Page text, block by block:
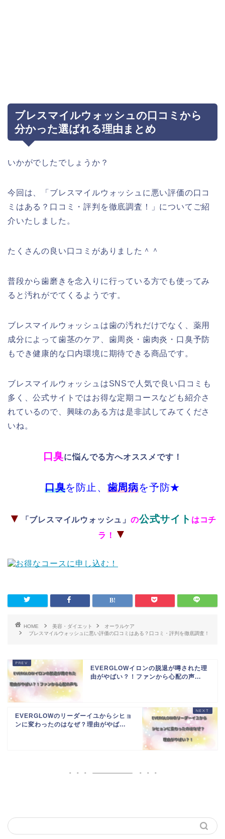
ブレスマイルウォッシュの口コミから
分かった選ばれる理由まとめ
いかがでしたでしょうか？
今回は、「ブレスマイルウォッシュに悪い評価の口コ
ミはある？口コミ・評判を徹底調査！」についてご紹
介いたしました。
たくさんの良い口コミがありました＾＾
普段から歯磨きを念入りに行っている方でも使ってみ
ると汚れがでてくるようです。
ブレスマイルウォッシュは歯の汚れだけでなく、薬用
成分によって歯茎のケア、歯周炎・歯肉炎・口臭予防
もでき健康的な口内環境に期待できる商品です。
ブレスマイルウォッシュはSNSで人気で良い口コミも
多く、公式サイトではお得な定期コースなども紹介さ
れているので、興味のある方は是非試してみてくださ
いね。
口臭に悩んでる方へオススメです！
口臭を防止、 歯周病を予防★
▼ 「ブレスマイルウォッシュ」 の公式サイト はコチ
ラ！
▼
HOME 美容・ダイエット
オーラルケア
ブレスマイルウォッシュに悪い評価の口コミはある？口コミ・評判を徹底調査！
EVERGLOWイロンの脱退が噂された理
由がやばい？！ファンから心配の声...
EVERGLOWのリーダーイユからシヒョ
ンに変わったのはなぜ？理由がやば...